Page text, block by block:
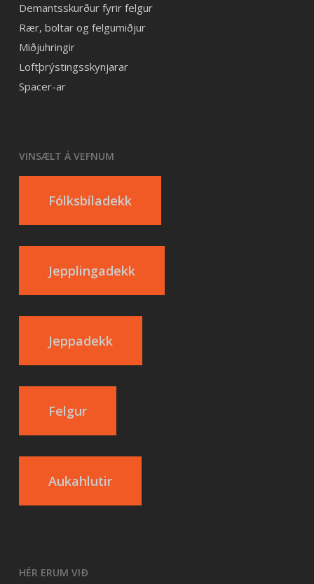
Demantsskurður fyrir felgur
Rær, boltar og felgumiðjur
Miðjuhringir
Loftþrýstingsskynjarar
Spacer-ar
VINSÆLT Á VEFNUM
Fólksbíladekk
Jepplingadekk
Jeppadekk
Felgur
Aukahlutir
HÉR ERUM VIÐ